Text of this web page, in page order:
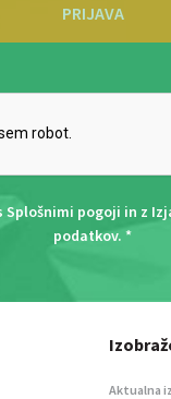
PRIJAVA
Splošnimi pogoji in z
podatkov. *
Aktualna